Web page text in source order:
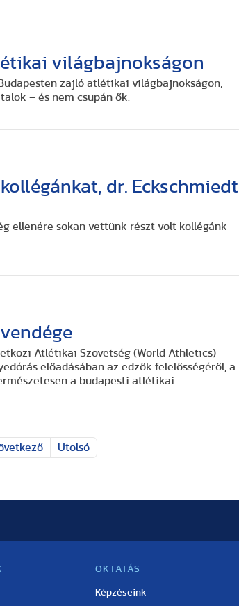
világbajnokságon
zajló atlétikai világbajnokságon,
– és nem csupán ők.
dr. Eckschmiedt
ellenére sokan vettünk részt volt kollégánk
Atlétikai Szövetség (World Athletics)
előadásában az edzők felelősségéről, a
a budapesti atlétikai
Utolsó
OKTATÁS
Képzéseink